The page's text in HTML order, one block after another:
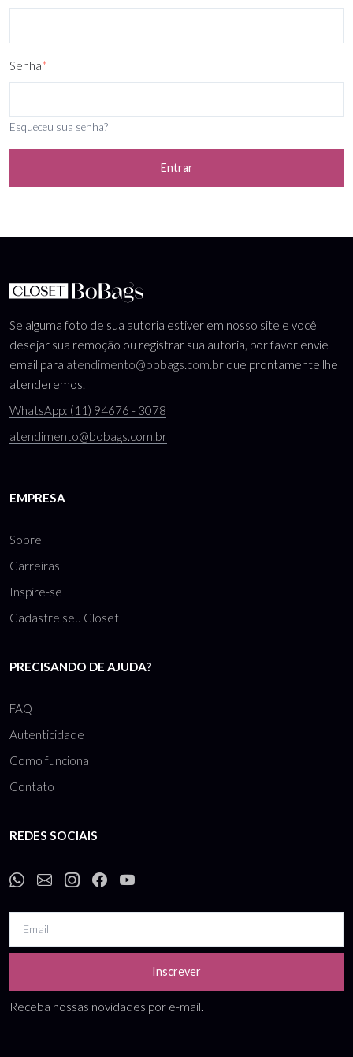
Senha*
Esqueceu sua senha?
Entrar
Se alguma foto de sua autoria estiver em nosso site e você
desejar sua remoção ou registrar sua autoria, por favor envie
email para atendimento@bobags.com.br que prontamente lhe
atenderemos.
WhatsApp: (11) 94676 - 3078
atendimento@bobags.com.br
EMPRESA
Sobre
Carreiras
Inspire-se
Cadastre seu Closet
PRECISANDO DE AJUDA?
FAQ
Autenticidade
Como funciona
Contato
REDES SOCIAIS
Inscrever
Receba nossas novidades por e-mail.